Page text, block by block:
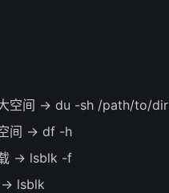
空间 → du -sh /path/to/dir
间 → df -h
→ lsblk -f
→ lsblk